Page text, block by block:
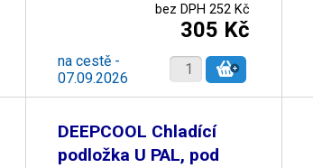
bez DPH 252 Kč
305 Kč
na cestě -
07.09.2026
DEEPCOOL Chladící
podložka U PAL, pod